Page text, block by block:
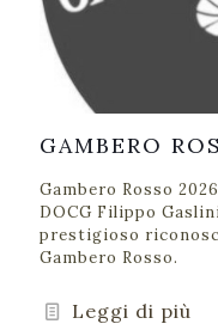
GAMBERO
Gambero Rosso
DOCG Filippo
prestigioso
Gambero Rosso.
Leggi di più